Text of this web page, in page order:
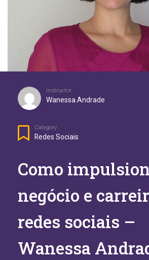
Instructor
Wanessa.andrade
Category
Redes Sociais
Como
negócio e
redes sociais –
Wanessa